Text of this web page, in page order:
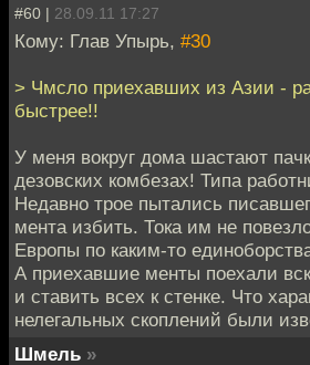
#60 | 28.09.11 17:27
Кому: Глав Упырь, #30
> Чмсло приехавших из Азии -
быстрее!!
У меня вокруг дома шастают
дезовских комбезах! Типа
Недавно трое пытались
мента избить. Тока им не
Европы по каким-то
А приехавшие менты поехали
и ставить всех к стенке. Что
нелегальных скоплений были
Шмель »